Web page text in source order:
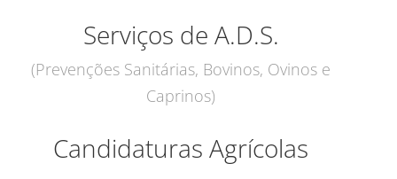
Serviços de A.D.S.
(Prevenções Sanitárias, Bovinos, Ovinos e
Caprinos)
Candidaturas Agrícolas